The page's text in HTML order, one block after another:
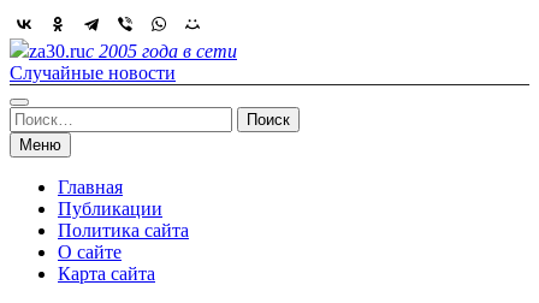
Skip
to
content
za30.ruс 2005 года в сети
Случайные новости
Найти:
Меню
Главная
Публикации
Политика сайта
О сайте
Карта сайта